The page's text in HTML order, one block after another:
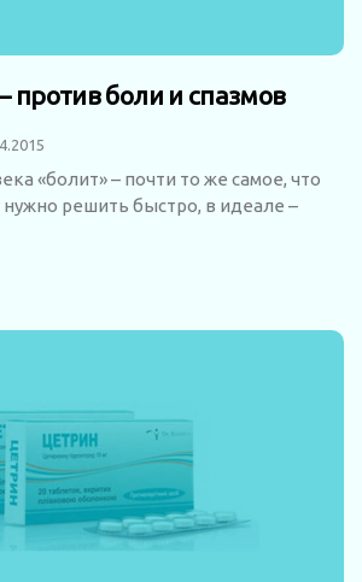
боли и спазмов
«болит» – почти то же самое, что
нужно решить быстро, в идеале –